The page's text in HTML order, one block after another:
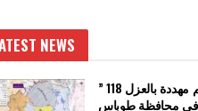
NEWS
” 118 ألف دونم مهددة بالعزل